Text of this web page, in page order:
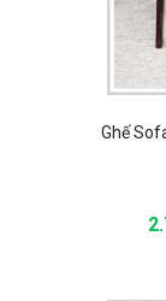
Ghế